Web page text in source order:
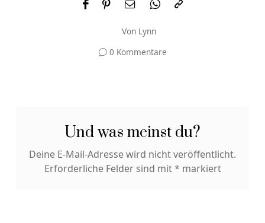
Von Lynn
0 Kommentare
Und was meinst du?
Deine E-Mail-Adresse wird nicht veröffentlicht.
Erforderliche Felder sind mit* markiert